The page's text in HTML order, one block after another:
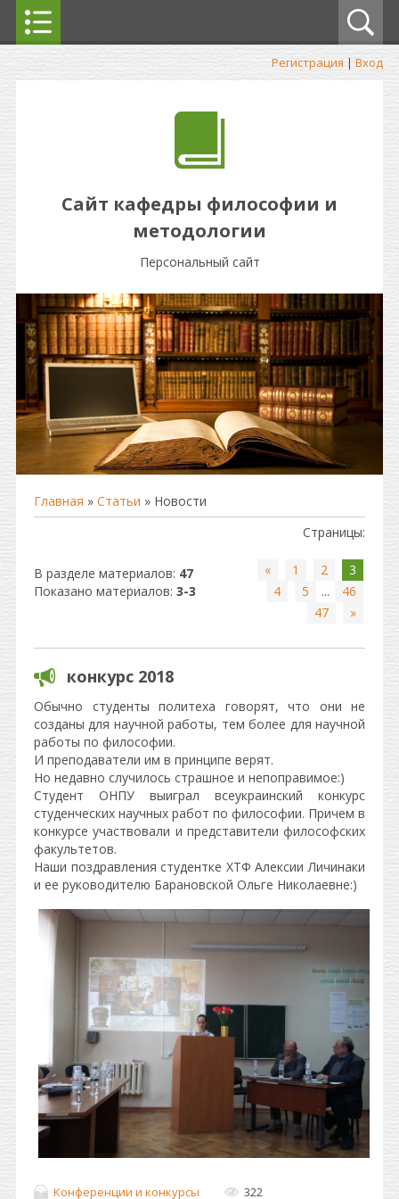
Регистрация | Вход
Сайт кафедры философии и
методологии
Персональный сайт
Главная » Статьи » Новости
В разделе материалов: 47
Показано материалов: 3-3
Страницы:
« 1 2
3
4
5 ...
46
47
»
конкурс 2018
Обычно студенты политеха говорят, что они не
созданы для научной работы, тем более для научной
работы по философии.
И преподаватели им в принципе верят.
Но недавно случилось страшное и непоправимое:)
Студент ОНПУ выиграл всеукраинский конкурс
студенческих научных работ по философии. Причем в
конкурсе участвовали и представители философских
факультетов.
Наши поздравления студентке ХТФ Алексии Личинаки
и ее руководителю Барановской Ольге Николаевне:)
Конференции и конкурсы 322